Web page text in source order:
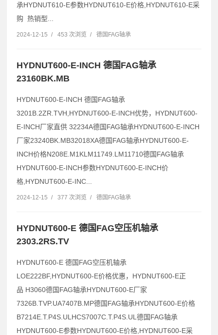
承HYDNUT610-E参数HYDNUT610-E价格,HYDNUT610-E采
购 热销型...
2024-12-15 / 453 次浏览 / 德国FAG轴承
HYDNUT600-E-INCH 德国FAG轴承
23160BK.MB
HYDNUT600-E-INCH 德国FAG轴承
3201B.2ZR.TVH,HYDNUT600-E-INCH优势，HYDNUT600-
E-INCH厂家直供 32234A德国FAG轴承HYDNUT600-E-INCH
厂家23240BK.MB32018XA德国FAG轴承HYDNUT600-E-
INCH价格N208E.M1KLM11749.LM11710德国FAG轴承
HYDNUT600-E-INCH参数HYDNUT600-E-INCH价
格,HYDNUT600-E-INC...
2024-12-15 / 377 次浏览 / 德国FAG轴承
HYDNUT600-E 德国FAG空压机轴承
2303.2RS.TV
HYDNUT600-E 德国FAG空压机轴承
LOE222BF,HYDNUT600-E价格优惠，HYDNUT600-E正
品 H3060德国FAG轴承HYDNUT600-E厂家
7326B.TVP.UA7407B.MP德国FAG轴承HYDNUT600-E价格
B7214E.T.P4S.ULHCS7007C.T.P4S.UL德国FAG轴承
HYDNUT600-E参数HYDNUT600-E价格,HYDNUT600-E采